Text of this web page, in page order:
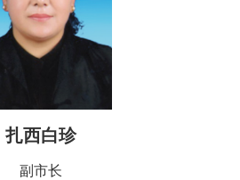
扎西白珍
副市长